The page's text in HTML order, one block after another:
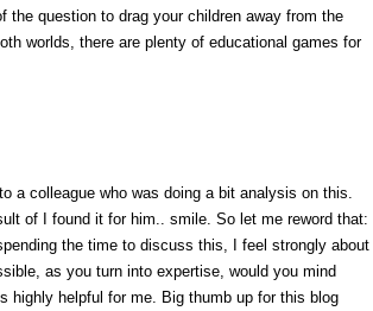
question to drag your children away from the
worlds, there are plenty of educational games for
a colleague who was doing a bit analysis on this.
of I found it for him.. smile. So let me reword that:
the time to discuss this, I feel strongly about
as you turn into expertise, would you mind
highly helpful for me. Big thumb up for this blog